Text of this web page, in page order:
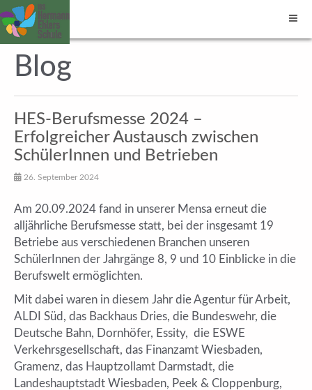
Blog
HES-Berufsmesse 2024 –
Erfolgreicher Austausch zwischen
SchülerInnen und Betrieben
26. September 2024
Am 20.09.2024 fand in unserer Mensa erneut die
alljährliche Berufsmesse statt, bei der insgesamt 19
Betriebe aus verschiedenen Branchen unseren
SchülerInnen der Jahrgänge 8, 9 und 10 Einblicke in die
Berufswelt ermöglichten.
Mit dabei waren in diesem Jahr die Agentur für Arbeit,
ALDI Süd, das Backhaus Dries, die Bundeswehr, die
Deutsche Bahn, Dornhöfer, Essity, die ESWE
Verkehrsgesellschaft, das Finanzamt Wiesbaden,
Gramenz, das Hauptzollamt Darmstadt, die
Landeshauptstadt Wiesbaden, Peek & Cloppenburg,